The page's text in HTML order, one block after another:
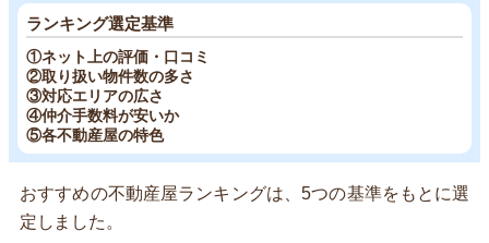
ランキング選定基準
①ネット上の評価・口コミ
②取り扱い物件数の多さ
③対応エリアの広さ
④仲介手数料が安いか
⑤各不動産屋の特色
おすすめの不動産屋ランキングは、5つの基準をもとに選
定しました。